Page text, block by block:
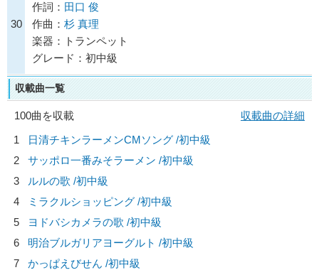
30
作詞： 田口 俊
作曲： 杉 真理
楽器：トランペット
グレード：初中級
収載曲一覧
100曲を収載
収載曲の詳細
1
日清チキンラーメンCMソング /初中級
2
サッポロ一番みそラーメン /初中級
3
ルルの歌 /初中級
4
ミラクルショッピング /初中級
5
ヨドバシカメラの歌 /初中級
6
明治ブルガリアヨーグルト /初中級
7
かっぱえびせん /初中級